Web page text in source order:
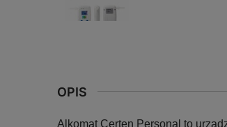
OPIS
Alkomat Certen Personal to